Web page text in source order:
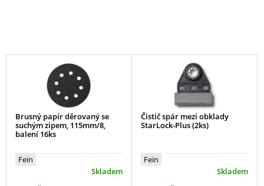
Brusný papír děrovaný se
suchým zipem, 115mm/8,
balení 16ks
Fein
Skladem
Čistič spár mezi obklady
StarLock-Plus (2ks)
Fein
Skladem